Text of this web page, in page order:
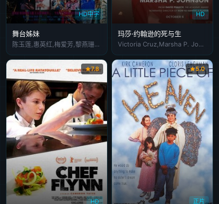
HD中字
舞台姊妹
陈玉莲,惠英红,梅爱芳,黎燕珊,王玉环,林正英,午马,刘兆铭,刘玉婷,刘芊蒂
HD
玛莎·约翰逊的死与生
Victoria Cruz,Marsha P. Johnson,Sylvia Rivera,泰勒·米德,Michael Baden,Vito Russo,Randolfe Wicker,Agosto Machado,Kitty Rotolo,Chelsea Goodwin,Pat Bumgardner,Mark Segal,Rusty Mae Moore,Coco Rodriguez,Robert Michaels
HD
7.8
正片
5.0